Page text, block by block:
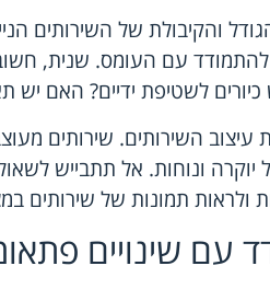
והקיבולת של השירותים
להתמודד עם העומס. שנית,
לשטיפת ידיים? האם יש
השירותים. שירותים
ונוחות. אל תתבייש
ולראות תמונות של שירותים
עם שינויים